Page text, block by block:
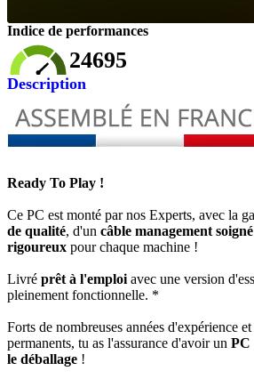
Indice de performances
24695
Description
Ready To Play !
Ce PC est monté par nos Experts, avec la
de qualité, d'un câble management soigné
rigoureux pour chaque machine !
Livré prêt à l'emploi avec une version
pleinement fonctionnelle. *
Forts de nombreuses années d'expérience
permanents, tu as l'assurance d'avoir un PC
le déballage !